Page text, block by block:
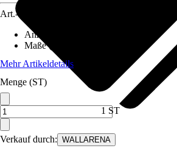
Verkauf durch: WALLARENA
Art.-Nr.
Anzahl der Teile
Maße (BxH)
Mehr Artikeldetails
Menge (ST)
1 ST